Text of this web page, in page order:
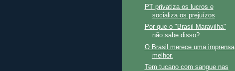
PT privatiza os lucros e
socializa os prejuízos
Por que o "Brasil Maravilha"
não sabe disso?
O Brasil merece uma imprensa
melhor.
Tem tucano com sangue nas